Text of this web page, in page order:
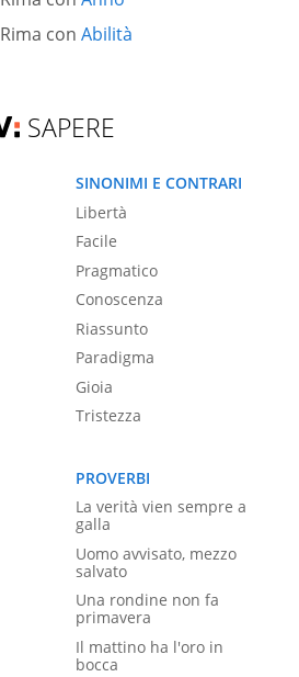
Rima con Abilità
SAPERE
SINONIMI E CONTRARI
Libertà
Facile
Pragmatico
Conoscenza
Riassunto
Paradigma
Gioia
Tristezza
PROVERBI
La verità vien sempre a
galla
Uomo avvisato, mezzo
salvato
Una rondine non fa
primavera
Il mattino ha l'oro in
bocca